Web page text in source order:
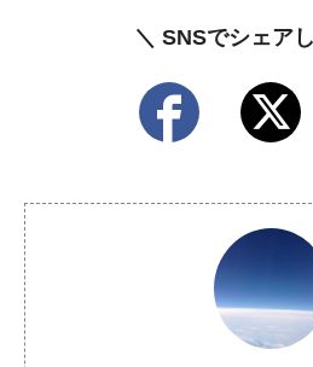
＼ SNSでシェア